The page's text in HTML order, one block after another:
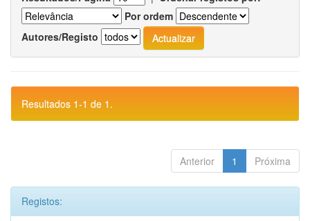
Por ordem
Autores/Registo
Resultados 1-1 de 1.
Anterior 1 Próxima
Registos: